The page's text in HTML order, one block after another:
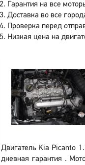
Гарантия на все
Доставка во все
Проверка перед
Низкая цена на
Двигатель Kia Picanto
дневная гарантия .